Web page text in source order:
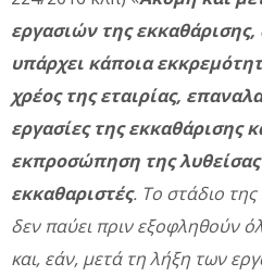
εργασιών της εκκαθάρισης,
υπάρχει κάποια
χρέος της εταιρίας,
εργασίες της εκκαθάρισης
εκπροσώπηση της λυθείσας
εκκαθαριστές. Το στάδιο της
δεν παύει πριν εξοφληθούν
και, εάν, μετά τη λήξη των